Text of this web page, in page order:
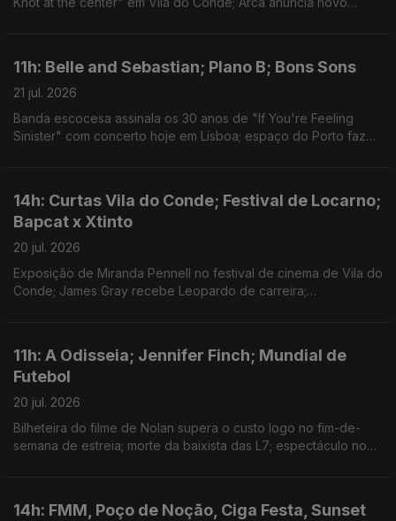
11h: Belle and Sebastian; Plano B; Bons Sons
21 jul. 2026
Banda escocesa assinala os 30 anos de "If You're Feeling
Sinister" com concerto hoje em Lisboa; espaço do Porto faz
14h: Curtas Vila do Conde; Festival de Locarno;
Bapcat x Xtinto
20 jul. 2026
Exposição de Miranda Pennell no festival de cinema de Vila do
Conde; James Gray recebe Leopardo de carreira;
11h: A Odisseia; Jennifer Finch; Mundial de
Futebol
20 jul. 2026
Bilheteira do filme de Nolan supera o custo logo no fim-de-
semana de estreia; morte da baixista das L7; espectáculo no
14h: FMM, Poço de Noção, Ciga Festa, Sunset